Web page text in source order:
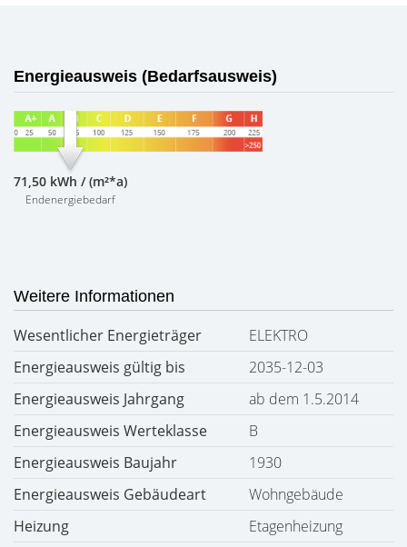
Energieausweis (Bedarfsausweis)
71,50 kWh / (m²*a)
Endenergiebedarf
Weitere Informationen
Wesentlicher Energieträger
ELEKTRO
Energieausweis gültig bis
2035-12-03
Energieausweis Jahrgang
ab dem 1.5.2014
Energieausweis Werteklasse
B
Energieausweis Baujahr
1930
Energieausweis Gebäudeart
Wohngebäude
Heizung
Etagenheizung